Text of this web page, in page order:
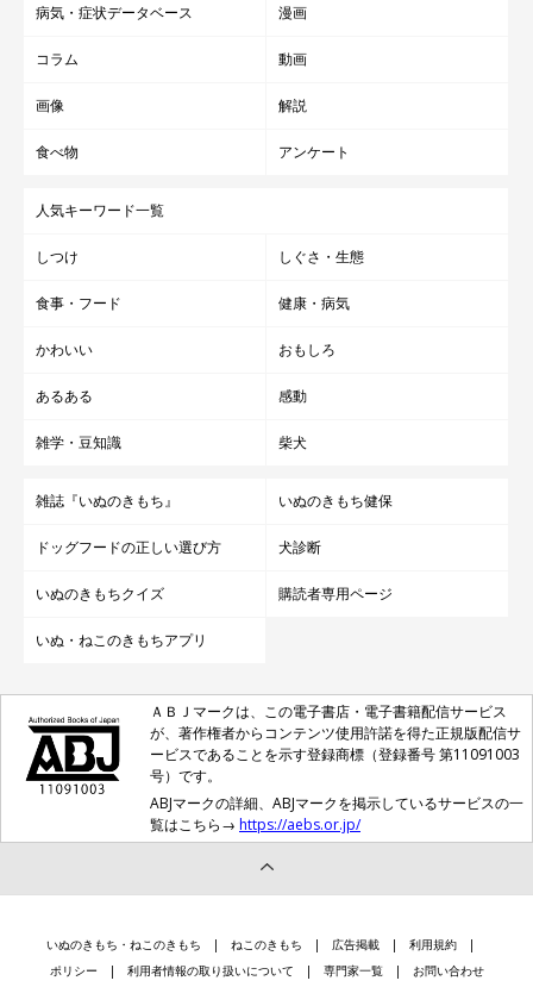
病気・症状データベース 漫画
コラム 動画
画像 解説
食べ物 アンケート
人気キーワード一覧
しつけ しぐさ・生態
食事・フード 健康・病気
かわいい おもしろ
あるある 感動
雑学・豆知識 柴犬
雑誌『いぬのきもち』 いぬのきもち健保
ドッグフードの正しい選び方 犬診断
いぬのきもちクイズ 購読者専用ページ
いぬ・ねこのきもちアプリ
ＡＢＪマークは、この電子書店・電子書籍配信サービス
が、著作権者からコンテンツ使用許諾を得た正規版配信サ
ービスであることを示す登録商標（登録番号 第11091003
号）です。
ABJマークの詳細、ABJマークを掲示しているサービスの一
覧はこちら→ https://aebs.or.jp/
いぬのきもち・ねこのきもち ねこのきもち 広告掲載
利用規約
ポリシー
利用者情報の取り扱いについて 専門家一覧 お問い合わせ